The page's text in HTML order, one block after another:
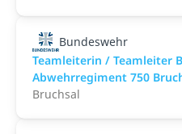
Bundeswehr
Teamleiterin / Teamleiter
Abwehrregiment 750
Bruchsal